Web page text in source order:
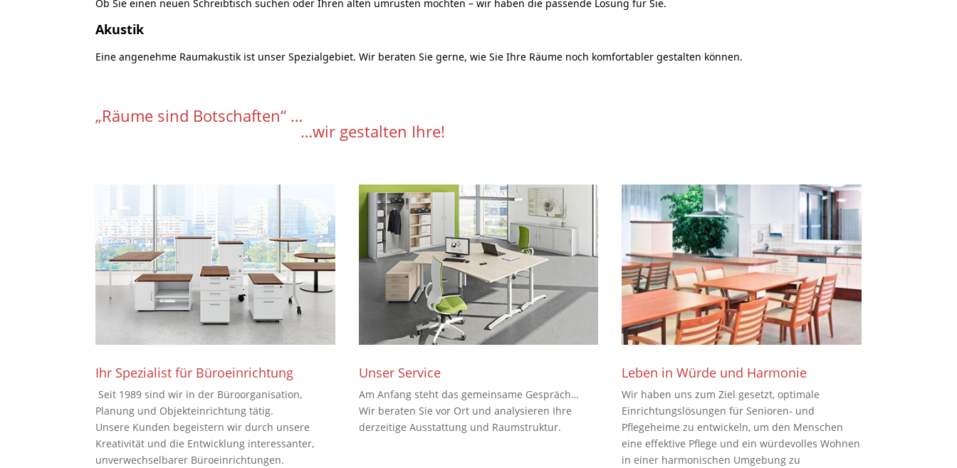
Ob Sie einen neuen Schreibtisch suchen oder Ihren alten umrüsten möchten – wir haben die passende Lösung für Sie.
Akustik
Eine angenehme Raumakustik ist unser Spezialgebiet. Wir beraten Sie gerne, wie Sie Ihre Räume noch komfortabler gestalten können.
„Räume sind Botschaften“ …
…wir gestalten Ihre!
Ihr Spezialist für Büroeinrichtung
Seit 1989 sind wir in der Büroorganisation,
Planung und Objekteinrichtung tätig.
Unsere Kunden begeistern wir durch unsere
Kreativität und die Entwicklung interessanter,
unverwechselbarer Büroeinrichtungen.
Unser Service
Am Anfang steht das gemeinsame Gespräch…
Wir beraten Sie vor Ort und analysieren Ihre
derzeitige Ausstattung und Raumstruktur.
Leben in Würde und Harmonie
Wir haben uns zum Ziel gesetzt, optimale
Einrichtungslösungen für Senioren- und
Pflegeheime zu entwickeln, um den Menschen
eine effektive Pflege und ein würdevolles Wohnen
in einer harmonischen Umgebung zu